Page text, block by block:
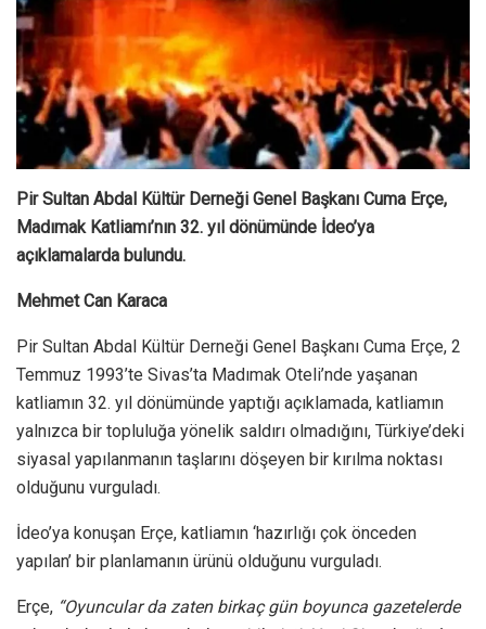
Pir Sultan Abdal Kültür Derneği Genel Başkanı Cuma Erçe,
Madımak Katliamı’nın 32. yıl dönümünde İdeo’ya
açıklamalarda bulundu.
Mehmet Can Karaca
Pir Sultan Abdal Kültür Derneği Genel Başkanı Cuma Erçe, 2
Temmuz 1993’te Sivas’ta Madımak Oteli’nde yaşanan
katliamın 32. yıl dönümünde yaptığı açıklamada, katliamın
yalnızca bir topluluğa yönelik saldırı olmadığını, Türkiye’deki
siyasal yapılanmanın taşlarını döşeyen bir kırılma noktası
olduğunu vurguladı.
İdeo’ya konuşan Erçe, katliamın ‘hazırlığı çok önceden
yapılan’ bir planlamanın ürünü olduğunu vurguladı.
Erçe, “Oyuncular da zaten birkaç gün boyunca gazetelerde